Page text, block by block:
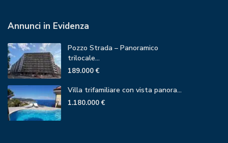
Annunci in Evidenza
Pozzo Strada – Panoramico
trilocale...
189.000 €
Villa trifamiliare con vista panora...
1.180.000 €